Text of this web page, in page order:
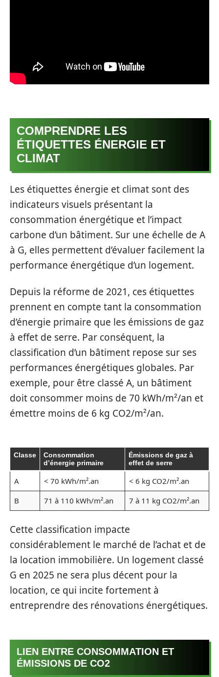
COMPRENDRE LES
ÉTIQUETTES ÉNERGIE ET
CLIMAT
Les étiquettes énergie et climat sont des
indicateurs visuels présentant la
consommation énergétique et l’impact
carbone d’un bâtiment. Sur une échelle de A
à G, elles permettent d’évaluer facilement la
performance énergétique d’un logement.
Depuis la réforme de 2021, ces étiquettes
prennent en compte tant la consommation
d’énergie primaire que les émissions de gaz
à effet de serre. Par conséquent, la
classification d’un bâtiment repose sur ses
performances énergétiques globales. Par
exemple, pour être classé A, un bâtiment
doit consommer moins de 70 kWh/m²/an et
émettre moins de 6 kg CO2/m²/an.
Classe
Consommation
d’énergie primaire
Émissions de gaz à
effet de serre
A < 70 kWh/m².an
< 6 kg CO2/m².an
B
71 à 110 kWh/m².an 7 à 11 kg CO2/m².an
Cette classification impacte
considérablement le marché de l’achat et de
la location immobilière. Un logement classé
G en 2025 ne sera plus décent pour la
location, ce qui incite fortement à
entreprendre des rénovations énergétiques.
LIEN ENTRE CONSOMMATION ET
ÉMISSIONS DE CO2